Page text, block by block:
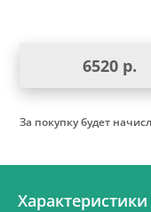
6520 р.
За покупку будет
Характеристики